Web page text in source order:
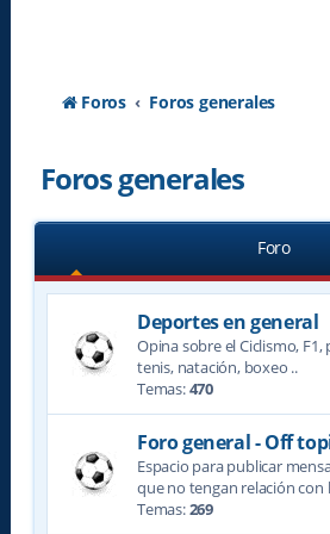
Foros Foros generales
Foros generales
Foro
Deportes en general
Opina sobre el Ciclismo,
tenis, natación, boxeo ..
Temas:470
Foro general - Off
Espacio para publicar
que no tengan relación con
Temas:269